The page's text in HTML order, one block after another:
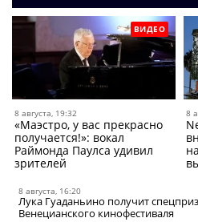
ВИДЕО
8 августа, 19:32
«Маэстро, у вас прекрасно
получается!»: вокал
Раймонда Паулса удивил
зрителей
8
8 августа, 16:20
Лука Гуаданьино получит спецприз
Венецианского кинофестиваля